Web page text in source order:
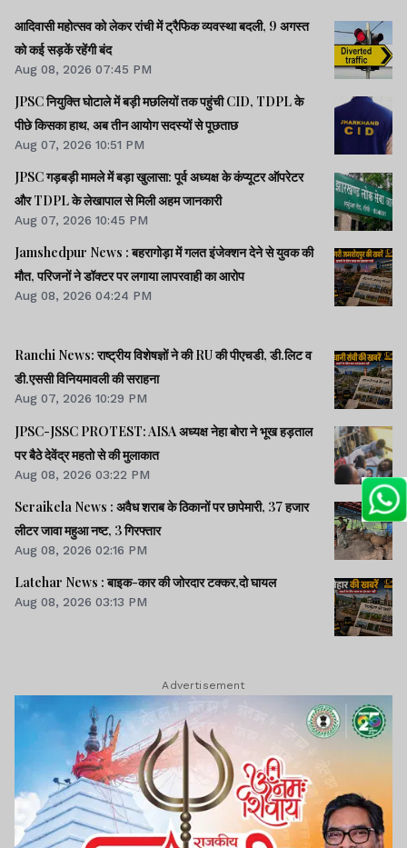
आदिवासी महोत्सव को लेकर रांची में ट्रैफिक व्यवस्था बदली, 9 अगस्त
को कई सड़कें रहेंगी बंद
Aug 08, 2026 07:45 PM
JPSC नियुक्ति घोटाले में बड़ी मछलियों तक पहुंची CID, TDPL के
पीछे किसका हाथ, अब तीन आयोग सदस्यों से पूछताछ
Aug 07, 2026 10:51 PM
JPSC गड़बड़ी मामले में बड़ा खुलासा: पूर्व अध्यक्ष के कंप्यूटर ऑपरेटर
और TDPL के लेखापाल से मिली अहम जानकारी
Aug 07, 2026 10:45 PM
Jamshedpur News : बहरागोड़ा में गलत इंजेक्शन देने से युवक की
मौत, परिजनों ने डॉक्टर पर लगाया लापरवाही का आरोप
Aug 08, 2026 04:24 PM
Ranchi News: राष्ट्रीय विशेषज्ञों ने की RU की पीएचडी, डी.लिट व
डी.एससी विनियमावली की सराहना
Aug 07, 2026 10:29 PM
JPSC-JSSC PROTEST: AISA अध्यक्ष नेहा बोरा ने भूख हड़ताल
पर बैठे देवेंद्र महतो से की मुलाकात
Aug 08, 2026 03:22 PM
Seraikela News : अवैध शराब के ठिकानों पर छापेमारी, 37 हजार
लीटर जावा महुआ नष्ट, 3 गिरफ्तार
Aug 08, 2026 02:16 PM
Latehar News : बाइक-कार की जोरदार टक्‍कर,दो घायल
Aug 08, 2026 03:13 PM
Advertisement